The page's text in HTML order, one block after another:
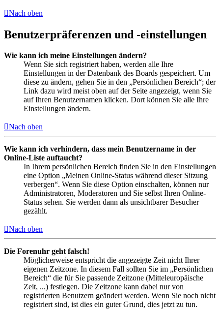
Nach oben
Benutzerpräferenzen und -einstellungen
Wie kann ich meine Einstellungen ändern?
Wenn Sie sich registriert haben, werden alle Ihre
Einstellungen in der Datenbank des Boards gespeichert. Um
diese zu ändern, gehen Sie in den „Persönlichen Bereich“; der
Link dazu wird meist oben auf der Seite angezeigt, wenn Sie
auf Ihren Benutzernamen klicken. Dort können Sie alle Ihre
Einstellungen ändern.
Nach oben
Wie kann ich verhindern, dass mein Benutzername in der
Online-Liste auftaucht?
In Ihrem persönlichen Bereich finden Sie in den Einstellungen
eine Option „Meinen Online-Status während dieser Sitzung
verbergen“. Wenn Sie diese Option einschalten, können nur
Administratoren, Moderatoren und Sie selbst Ihren Online-
Status sehen. Sie werden dann als unsichtbarer Besucher
gezählt.
Nach oben
Die Forenuhr geht falsch!
Möglicherweise entspricht die angezeigte Zeit nicht Ihrer
eigenen Zeitzone. In diesem Fall sollten Sie im „Persönlichen
Bereich“ die für Sie passende Zeitzone (Mitteleuropäische
Zeit, ...) festlegen. Die Zeitzone kann dabei nur von
registrierten Benutzern geändert werden. Wenn Sie noch nicht
registriert sind, ist dies ein guter Grund, dies jetzt zu tun.